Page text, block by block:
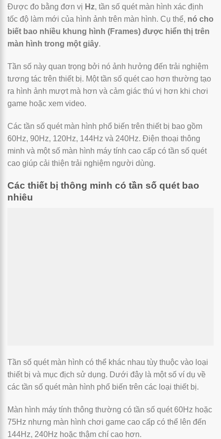
Được đo bằng đơn vị Hz, tần số quét màn hình xác định
tốc độ làm mới của hình ảnh trên màn hình. Cụ thể, nó cho
biết bao nhiều khung hình (Frames) được hiển thị trên
màn hình trong một giây.
Tần số này quan trọng bởi nó ảnh hưởng đến trải nghiệm
tương tác trên thiết bị. Một tần số quét cao hơn thường tạo
ra hình ảnh mượt mà hơn và cảm giác thú vị hơn khi chơi
game hoặc xem video.
Các tần số quét màn hình phổ biến trên thiết bị bao gồm
60Hz, 90Hz, 120Hz, 144Hz và 240Hz. Điện thoại thông
minh và một số màn hình máy tính cao cấp có tần số quét
cao giúp cải thiện trải nghiệm người dùng.
Các thiết bị thông minh có tần số quét bao
nhiêu
Tần số quét màn hình có thể khác nhau tùy thuộc vào loại
thiết bị và mục địch sử dụng. Dưới đây là một số ví dụ về
các tần số quét màn hình phổ biến trên các loại thiết bị.
Màn hình máy tính thông thường có tần số quét 60Hz hoặc
75Hz nhưng màn hình chơi game cao cấp có thể lên đến
144Hz, 240Hz hoặc thậm chí cao hơn.